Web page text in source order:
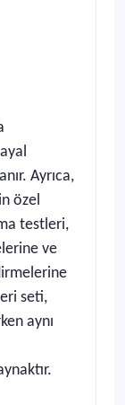
Ayrıca,
özel
testleri,
ve
seti,
aynı